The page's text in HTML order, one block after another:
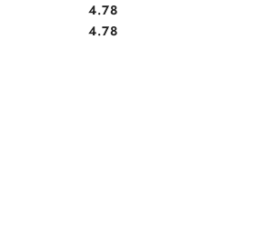
Cena:
4.78
Cena:
4.78